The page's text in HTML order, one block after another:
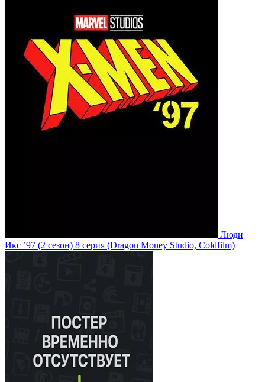
Люди
Икс ’97 (2 сезон) 8 серия (Dragon Money Studio, Coldfilm)